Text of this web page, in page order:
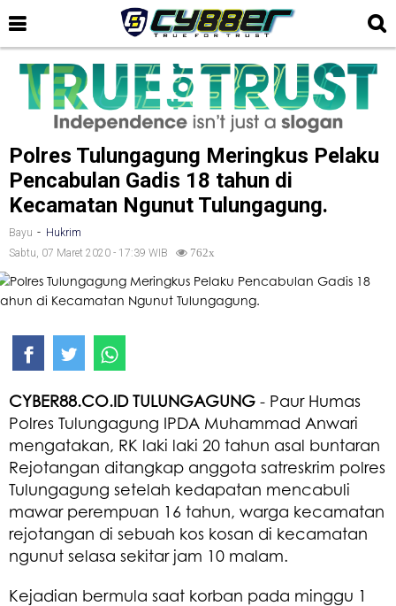
Polres Tulungagung Meringkus Pelaku
Pencabulan Gadis 18 tahun di
Kecamatan Ngunut Tulungagung.
Bayu - Hukrim
Sabtu, 07 Maret 2020 - 17:39 WIB
762x
CYBER88.CO.ID TULUNGAGUNG - Paur Humas
Polres Tulungagung IPDA Muhammad Anwari
mengatakan, RK laki laki 20 tahun asal buntaran
Rejotangan ditangkap anggota satreskrim polres
Tulungagung setelah kedapatan mencabuli
mawar perempuan 16 tahun, warga kecamatan
rejotangan di sebuah kos kosan di kecamatan
ngunut selasa sekitar jam 10 malam.
Kejadian bermula saat korban pada minggu 1